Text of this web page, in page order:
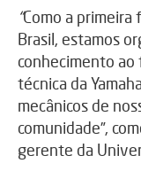
“Como a primeira
Brasil, estamos
conhecimento
técnica da
mecânicos de
comunidade”,
gerente da